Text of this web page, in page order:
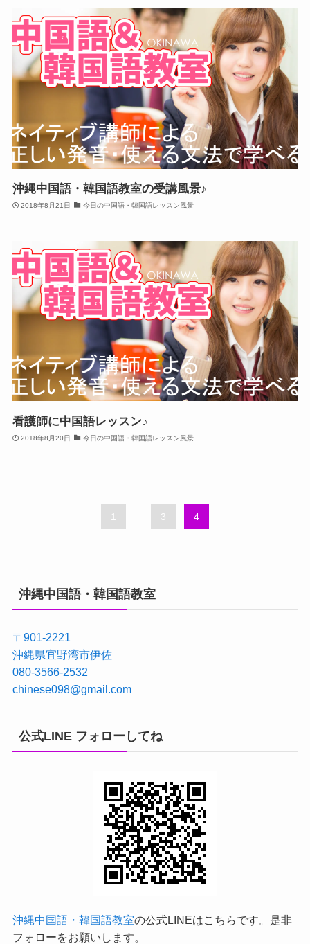
沖縄中国語・韓国語教室の受講風景♪
2018年8月21日 今日の中国語・韓国語レッスン風景
看護師に中国語レッスン♪
2018年8月20日 今日の中国語・韓国語レッスン風景
1 ... 3 4
沖縄中国語・韓国語教室
〒901-2221
沖縄県宜野湾市伊佐
080-3566-2532
chinese098@gmail.com
公式LINE フォローしてね
沖縄中国語・韓国語教室の公式LINEはこちらです。是非
フォローをお願いします。